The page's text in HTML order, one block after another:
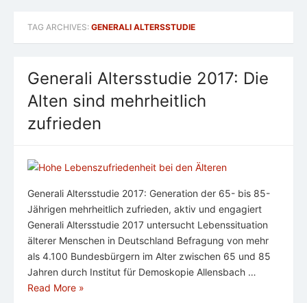
TAG ARCHIVES: GENERALI ALTERSSTUDIE
Generali Altersstudie 2017: Die
Alten sind mehrheitlich
zufrieden
Generali Altersstudie 2017: Generation der 65- bis 85-
Jährigen mehrheitlich zufrieden, aktiv und engagiert
Generali Altersstudie 2017 untersucht Lebenssituation
älterer Menschen in Deutschland Befragung von mehr
als 4.100 Bundesbürgern im Alter zwischen 65 und 85
Jahren durch Institut für Demoskopie Allensbach …
Read More »